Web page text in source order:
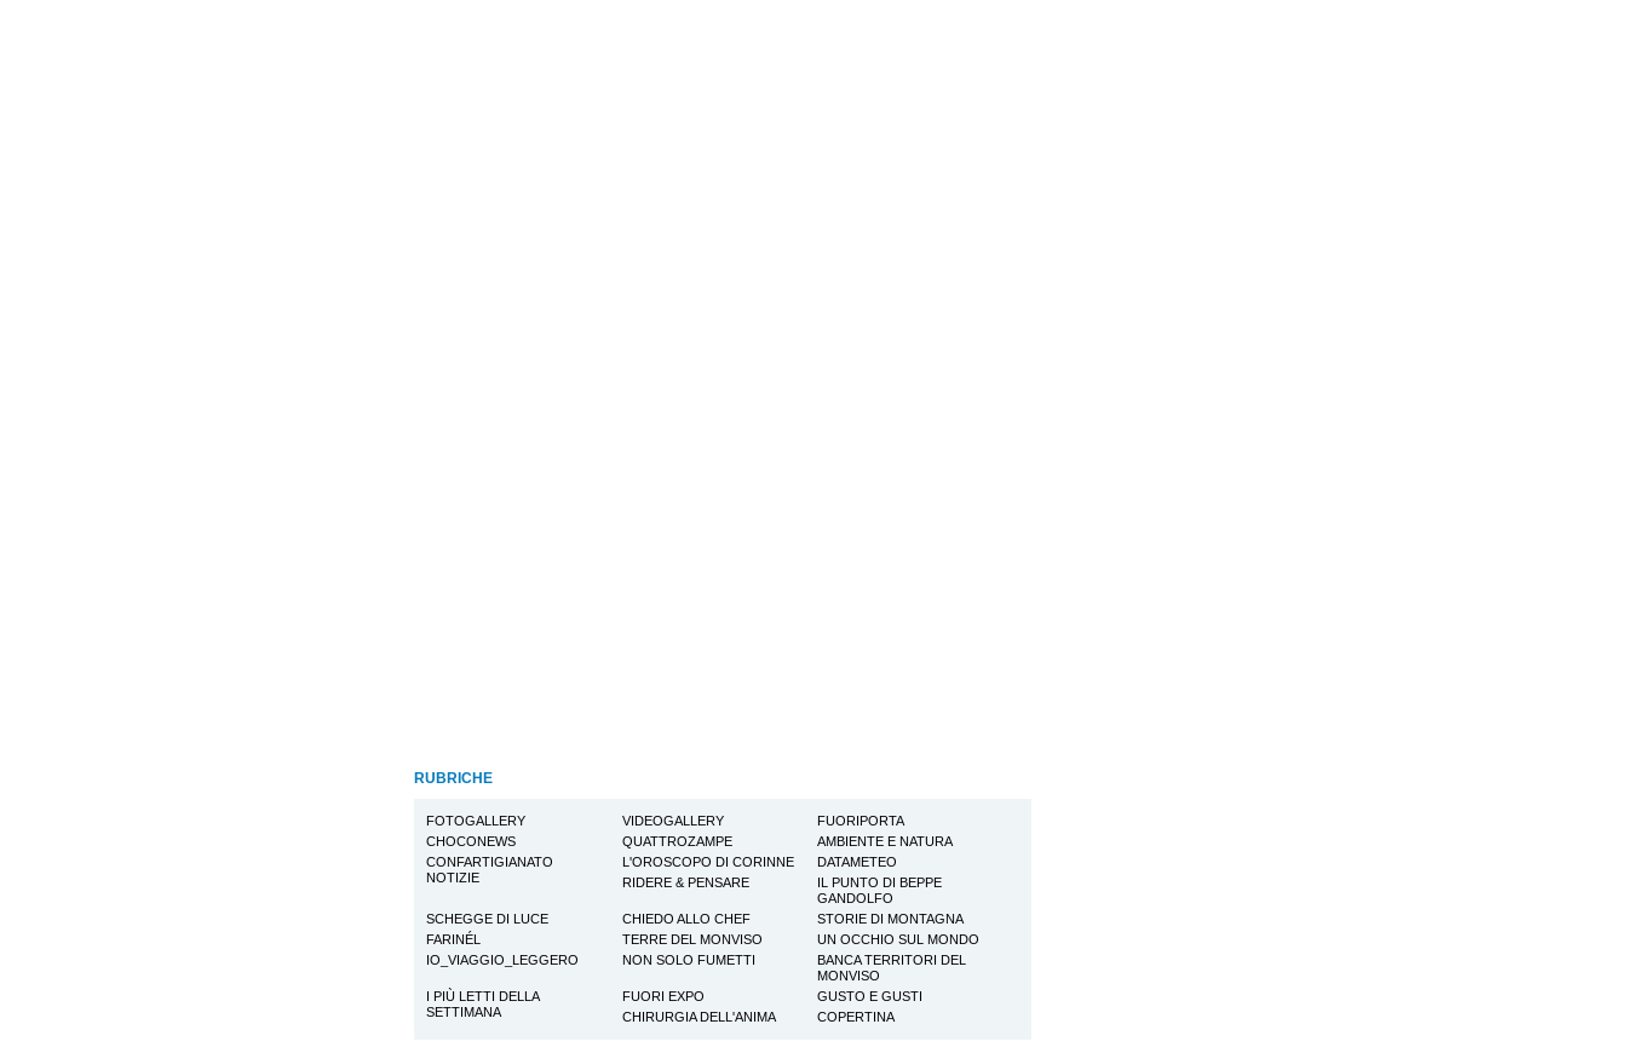
RUBRICHE
FOTOGALLERY VIDEOGALLERY
FUORIPORTA
CHOCONEWS
QUATTROZAMPE
AMBIENTE E NATURA
CONFARTIGIANATO
NOTIZIE
L'OROSCOPO DI CORINNE
DATAMETEO
RIDERE & PENSARE
IL PUNTO DI BEPPE
GANDOLFO
SCHEGGE DI LUCE
CHIEDO ALLO CHEF
STORIE DI MONTAGNA
FARINÉL
TERRE DEL MONVISO
UN OCCHIO SUL MONDO
IO_VIAGGIO_LEGGERO
NON SOLO FUMETTI
BANCA TERRITORI DEL
MONVISO
I PIÙ LETTI DELLA
SETTIMANA
FUORI EXPO
GUSTO E GUSTI
CHIRURGIA DELL'ANIMA
COPERTINA